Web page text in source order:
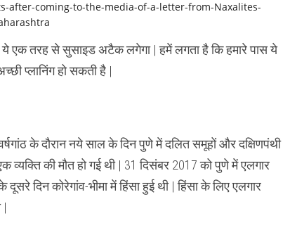
ये एक तरह से सुसाइड अटैक लगेगा | हमें लगता है कि हमारे पास ये
प्लानिंग हो सकती है |
के दौरान नये साल के दिन पुणे में दलित समूहों और दक्षिणपंथी
व्यक्ति की मौत हो गई थी | 31 दिसंबर 2017 को पुणे में एलगार
दिन कोरेगांव-भीमा में हिंसा हुई थी | हिंसा के लिए एलगार
|